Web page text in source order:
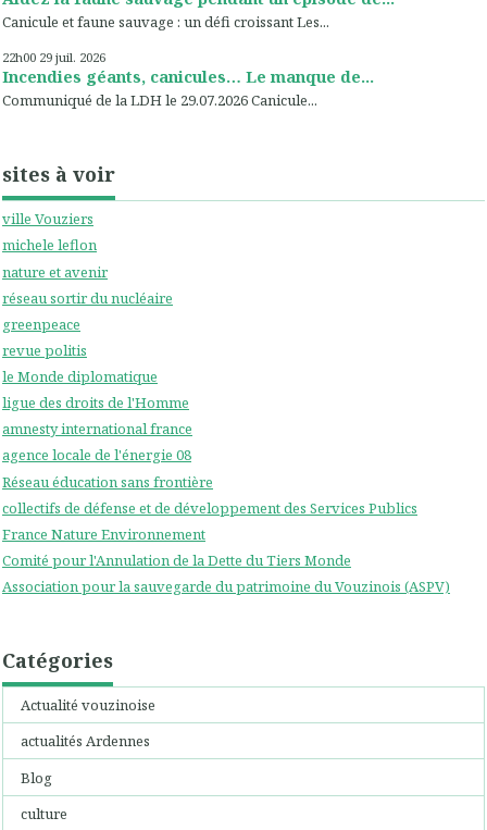
Canicule et faune sauvage : un défi croissant Les...
22h00 29 juil. 2026
Incendies géants, canicules… Le manque de...
Communiqué de la LDH le 29.07.2026 Canicule...
sites à voir
ville Vouziers
michele leflon
nature et avenir
réseau sortir du nucléaire
greenpeace
revue politis
le Monde diplomatique
ligue des droits de l'Homme
amnesty international france
agence locale de l'énergie 08
Réseau éducation sans frontière
collectifs de défense et de développement des Services Publics
France Nature Environnement
Comité pour l'Annulation de la Dette du Tiers Monde
Association pour la sauvegarde du patrimoine du Vouzinois (ASPV)
Catégories
Actualité vouzinoise
actualités Ardennes
Blog
culture